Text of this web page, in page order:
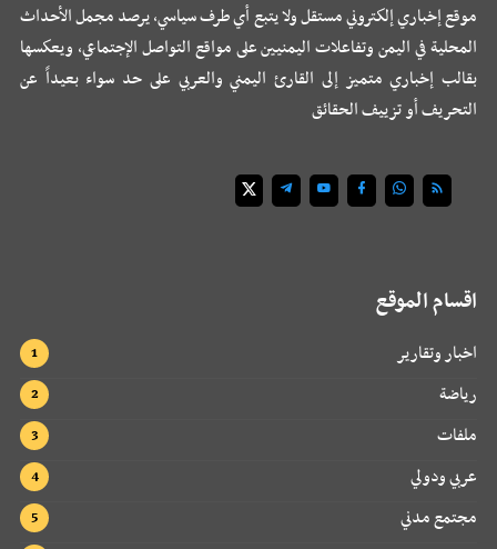
موقع إخباري إلكتروني مستقل ولا يتبع أي طرف سياسي، يرصد مجمل الأحداث
المحلية في اليمن وتفاعلات اليمنيين على مواقع التواصل الإجتماعي، ويعكسها
بقالب إخباري متميز إلى القارئ اليمني والعربي على حد سواء بعيداً عن
التحريف أو تزييف الحقائق
اقسام الموقع
اخبار وتقارير
رياضة
ملفات
عربي ودولي
مجتمع مدني